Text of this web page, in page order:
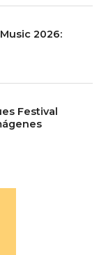
2026:
Festival